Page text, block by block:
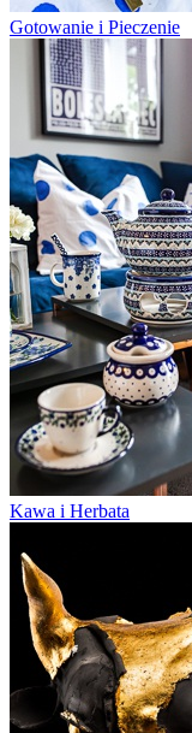
Gotowanie i Pieczenie
Kawa i Herbata